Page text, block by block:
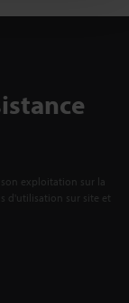
son exploitation sur la
d'utilisation sur site et